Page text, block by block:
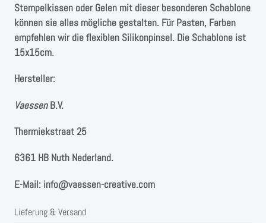
Stempelkissen oder Gelen mit dieser besonderen Schablone
können sie alles mögliche gestalten. Für Pasten, Farben
empfehlen wir die flexiblen Silikonpinsel. Die Schablone ist
15x15cm.
Hersteller:
VaessenB.V. ⁠
Thermiekstraat 25 ⁠
6361 HB Nuth ⁠⁠Nederland.
E-Mail: info@vaessen-creative.com
Lieferung & Versand